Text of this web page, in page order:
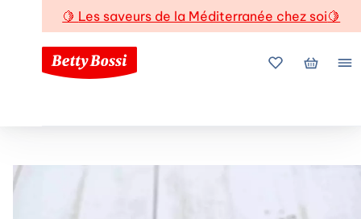
🍋 Les saveurs de la Méditerranée chez soi🍋
Mes favoris
Mon